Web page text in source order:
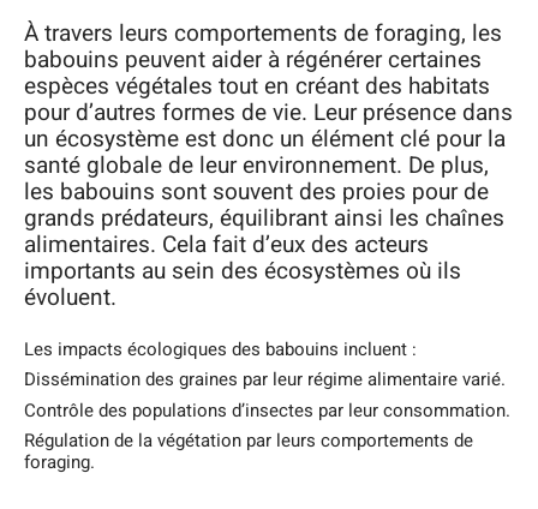
À travers leurs comportements de foraging, les
babouins peuvent aider à régénérer certaines
espèces végétales tout en créant des habitats
pour d’autres formes de vie. Leur présence dans
un écosystème est donc un élément clé pour la
santé globale de leur environnement. De plus,
les babouins sont souvent des proies pour de
grands prédateurs, équilibrant ainsi les chaînes
alimentaires. Cela fait d’eux des acteurs
importants au sein des écosystèmes où ils
évoluent.
Les impacts écologiques des babouins incluent :
Dissémination des graines par leur régime alimentaire varié.
Contrôle des populations d’insectes par leur consommation.
Régulation de la végétation par leurs comportements de
foraging.